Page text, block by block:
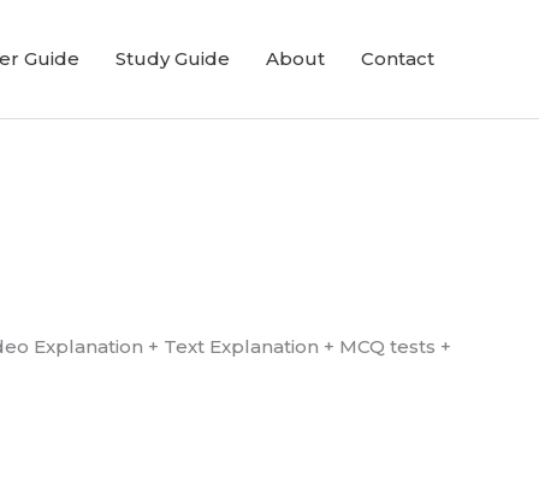
Guide Study Guide About Contact
(Video Explanation + Text Explanation + MCQ tests +